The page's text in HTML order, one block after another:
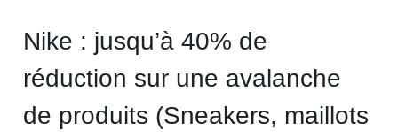
Nike : jusqu’à 40% de
réduction sur une avalanche
de produits (Sneakers, maillots